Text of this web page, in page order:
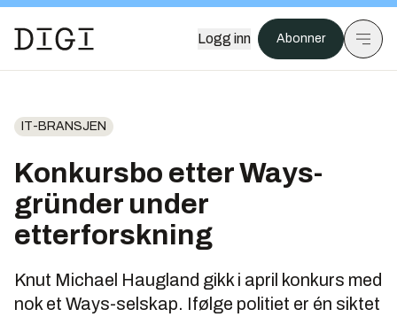
Logg inn Abonner
IT-BRANSJEN
Konkursbo etter Ways-
gründer under
etterforskning
Knut Michael Haugland gikk i april konkurs med
nok et Ways-selskap. Ifølge politiet er én siktet